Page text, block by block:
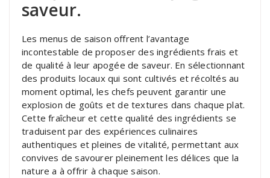
saveur.
Les menus de saison offrent l’avantage
incontestable de proposer des ingrédients frais et
de qualité à leur apogée de saveur. En sélectionnant
des produits locaux qui sont cultivés et récoltés au
moment optimal, les chefs peuvent garantir une
explosion de goûts et de textures dans chaque plat.
Cette fraîcheur et cette qualité des ingrédients se
traduisent par des expériences culinaires
authentiques et pleines de vitalité, permettant aux
convives de savourer pleinement les délices que la
nature a à offrir à chaque saison.